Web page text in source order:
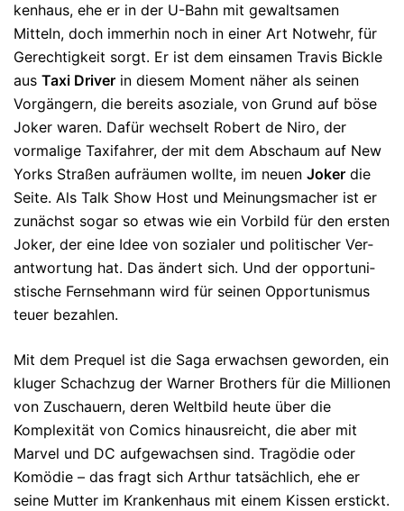
kenhaus, ehe er in der U-Bahn mit gewaltsamen
Mitteln, doch immerhin noch in einer Art Notwehr, für
Ge­rechtigkeit sorgt. Er ist dem ein­samen Travis Bickle
aus Taxi Dri­ver in diesem Moment näher als seinen
Vor­gängern, die bereits aso­zia­le, von Grund auf böse
Jo­ker waren. Da­für wech­selt Robert de Niro, der
vormalige Taxifahrer, der mit dem Ab­schaum auf New
Yorks Straßen aufräumen wollte, im neuen Joker die
Seite. Als Talk Show Host und Meinungsmacher ist er
zu­nächst so­gar so etwas wie ein Vor­bild für den ersten
Joker, der eine Idee von so­zialer und po­li­ti­scher Ver­
ant­wor­tung hat. Das ändert sich. Und der op­por­tu­ni­
sti­sche Fernseh­mann wird für seinen Opportunismus
teuer bezahlen.
Mit dem Prequel ist die Saga erwachsen geworden, ein
kluger Schach­zug der War­ner Brothers für die Millionen
von Zuschauern, deren Welt­bild heute über die
Komplexität von Comics hinausreicht, die aber mit
Mar­vel und DC aufgewachsen sind. Tragödie oder
Komödie – das fragt sich Arthur tatsächlich, ehe er
seine Mutter im Krankenhaus mit einem Kissen er­stickt.